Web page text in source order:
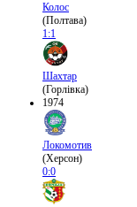
Колос
(Полтава)
1:1
Шахтар
(Горлівка)
1974
Локомотив
(Херсон)
0:0